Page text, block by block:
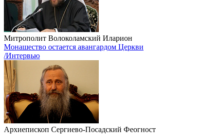
Митрополит Волоколамский Иларион
Монашество остается авангардом Церкви
/Интервью
Архиепископ Сергиево-Посадский Феогност